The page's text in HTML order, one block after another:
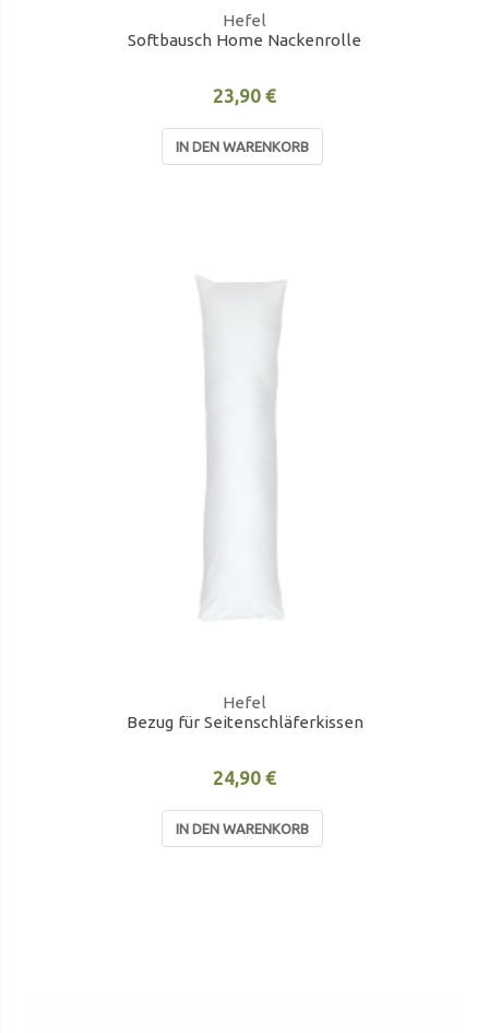
Hefel
Softbausch Home Nackenrolle
23,90 €
IN DEN WARENKORB
Hefel
Bezug für Seitenschläferkissen
24,90 €
IN DEN WARENKORB